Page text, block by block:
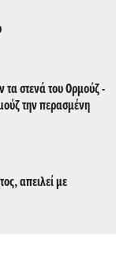
τα στενά του Ορμούζ -
την περασμένη
απειλεί με